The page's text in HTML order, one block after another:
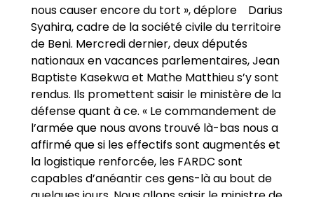
nous causer encore du tort », déplore Darius
Syahira, cadre de la société civile du territoire
de Beni. Mercredi dernier, deux députés
nationaux en vacances parlementaires, Jean
Baptiste Kasekwa et Mathe Matthieu s’y sont
rendus. Ils promettent saisir le ministère de la
défense quant à ce. « Le commandement de
l’armée que nous avons trouvé là-bas nous a
affirmé que si les effectifs sont augmentés et
la logistique renforcée, les FARDC sont
capables d’anéantir ces gens-là au bout de